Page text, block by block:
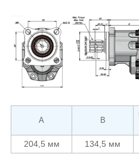
A B
204,5 мм 134,5 мм